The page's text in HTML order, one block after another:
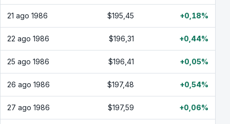
21 ago 1986 $195,45 +0,18%
22 ago 1986 $196,31 +0,44%
25 ago 1986 $196,41 +0,05%
26 ago 1986 $197,48 +0,54%
27 ago 1986 $197,59 +0,06%